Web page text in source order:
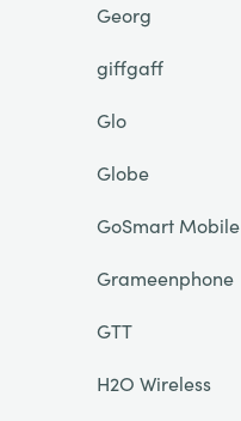
Georg
giffgaff
Glo
Globe
GoSmart Mobile
Grameenphone
GTT
H2O Wireless